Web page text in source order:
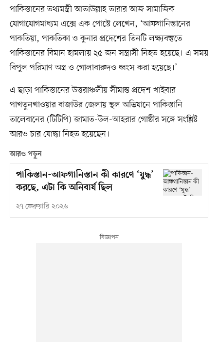
পাকিস্তানের তথ্যমন্ত্রী আতাউল্লাহ তারার আজ সামাজিক
যোগাযোগমাধ্যম এক্সে এক পোস্টে লেখেন, ‘আফগানিস্তানের
পাকতিয়া, পাকতিকা ও কুনার প্রদেশের তিনটি লক্ষ্যবস্তুতে
পাকিস্তানের বিমান হামলায় ২৫ জন সন্ত্রাসী নিহত হয়েছে। এ সময়
বিপুল পরিমাণ অস্ত্র ও গোলাবারুদও ধ্বংস করা হয়েছে।’
এ ছাড়া পাকিস্তানের উত্তরাঞ্চলীয় সীমান্ত প্রদেশ খাইবার
পাখতুনখাওয়ার বাজাউর জেলায় স্থল অভিযানে পাকিস্তানি
তালেবানের (টিটিপি) জামাত-উল-আহরার গোষ্ঠীর সঙ্গে সংশ্লিষ্ট
আরও চার যোদ্ধা নিহত হয়েছেন।
আরও পড়ুন
পাকিস্তান-আফগানিস্তান কী কারণে ‘যুদ্ধ’
করছে, এটা কি অনিবার্য ছিল
২৭ ফেব্রুয়ারি ২০২৬